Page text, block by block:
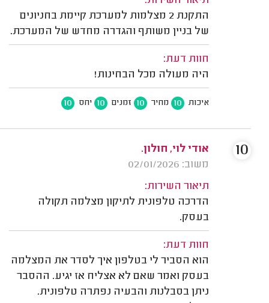
התקנת 2 מצלמות למערכת קיימת בחניונים
של בניין משותף והגדרה מחדש של המערכת.
חוות דעת:
היה מעולה מכל הבחינות!
איכות 10 מחיר 10 זמנים 10 יחס 10
אודי לוי, חולון.
משוב: 02/01/2026
תיאור השירות:
הדרכה טלפונית לתיקון מצלמה תקולה
בעסק.
חוות דעת:
הוא הסביר לי בטלפון איך לסדר את המצלמה
בעסק ואמר שאם לא אצליח אז יגיע. ההסבר
ניתן בסבלנות והבעיה נפתרה טלפונית.
10